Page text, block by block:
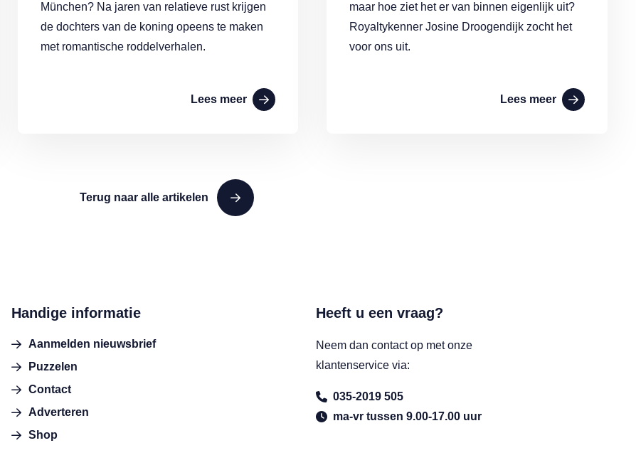
München? Na jaren van relatieve rust krijgen
de dochters van de koning opeens te maken
met romantische roddelverhalen.
Lees meer
maar hoe ziet het er van binnen eigenlijk uit?
Royaltykenner Josine Droogendijk zocht het
voor ons uit.
Lees meer
Terug naar alle artikelen
Handige informatie
Aanmelden nieuwsbrief
Puzzelen
Contact
Adverteren
Shop
Heeft u een vraag?
Neem dan contact op met onze
klantenservice via:
035-2019 505
ma-vr tussen 9.00-17.00 uur